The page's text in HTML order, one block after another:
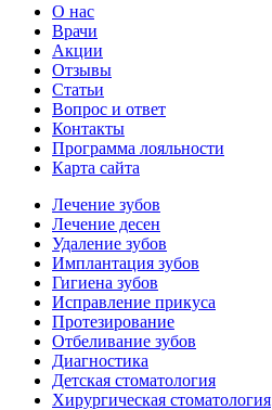
О нас
Врачи
Акции
Отзывы
Статьи
Вопрос и ответ
Контакты
Программа лояльности
Карта сайта
Лечение зубов
Лечение десен
Удаление зубов
Имплантация зубов
Гигиена зубов
Исправление прикуса
Протезирование
Отбеливание зубов
Диагностика
Детская стоматология
Хирургическая стоматология